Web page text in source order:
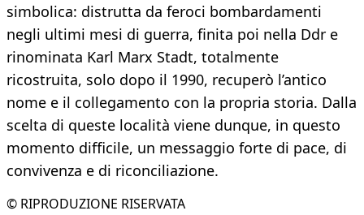
simbolica: distrutta da feroci bombardamenti
negli ultimi mesi di guerra, finita poi nella Ddr e
rinominata Karl Marx Stadt, totalmente
ricostruita, solo dopo il 1990, recuperò l’antico
nome e il collegamento con la propria storia. Dalla
scelta di queste località viene dunque, in questo
momento difficile, un messaggio forte di pace, di
convivenza e di riconciliazione.
© RIPRODUZIONE RISERVATA